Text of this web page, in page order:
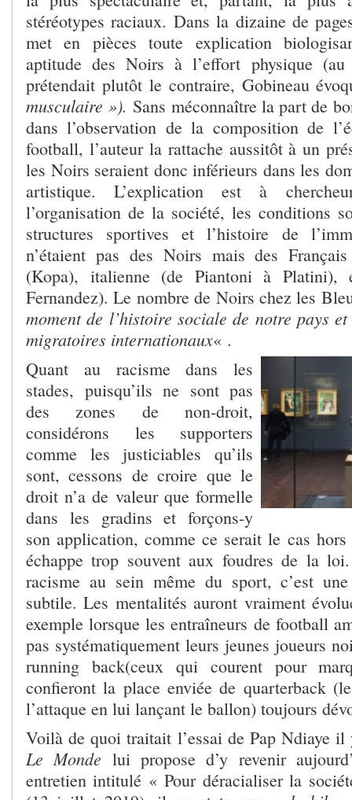
stéréotypes raciaux. Dans la dizaine de
met en pièces toute explication
aptitude des Noirs à l’effort physique
prétendait plutôt le contraire, Gobineau
musculaire »). Sans méconnaître la part de
dans l’observation de la composition de
football, l’auteur la rattache aussitôt à un
les Noirs seraient donc inférieurs dans les
artistique. L’explication est à
l’organisation de la société, les conditions
structures sportives et l’histoire de
n’étaient pas des Noirs mais des
(Kopa), italienne (de Piantoni à Platini),
Fernandez). Le nombre de Noirs chez les
moment de l’histoire sociale de notre pays
migratoires internationaux« .
Quant au racisme dans les
stades, puisqu’ils ne sont pas
des zones de non-droit,
considérons les supporters
comme les justiciables qu’ils
sont, cessons de croire que le
droit n’a de valeur que formelle
dans les gradins et forçons-y
son application, comme ce serait le cas
échappe trop souvent aux foudres de la
racisme au sein même du sport, c’est
subtile. Les mentalités auront vraiment
exemple lorsque les entraîneurs de football
pas systématiquement leurs jeunes joueurs
running back(ceux qui courent pour
confieront la place enviée de quarterback
l’attaque en lui lançant le ballon) toujours
Voilà de quoi traitait l’essai de Pap Ndiaye
Le Monde lui propose d’y revenir
entretien intitulé « Pour déracialiser la